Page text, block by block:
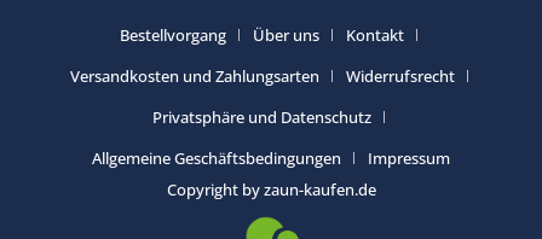
Bestellvorgang Über uns
Kontakt
Versandkosten und Zahlungsarten
Widerrufsrecht
Privatsphäre und Datenschutz
Allgemeine Geschäftsbedingungen
Impressum
Copyright by zaun-kaufen.de